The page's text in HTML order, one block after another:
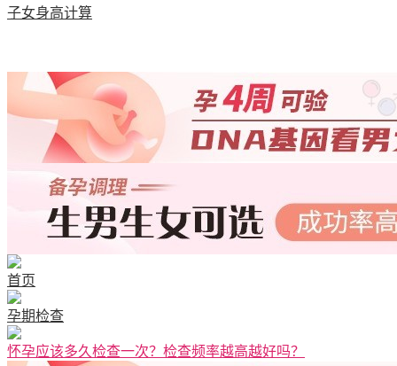
子女身高计算
首页
孕期检查
怀孕应该多久检查一次？检查频率越高越好吗？